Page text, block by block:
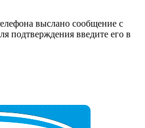
выслано сообщение с
подтверждения введите его в